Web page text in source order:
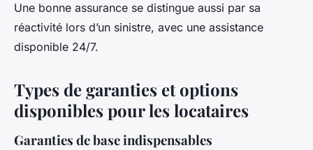
Une bonne assurance se distingue aussi par sa
réactivité lors d’un sinistre, avec une assistance
disponible 24/7.
Types de garanties et options
disponibles pour les locataires
Garanties de base indispensables